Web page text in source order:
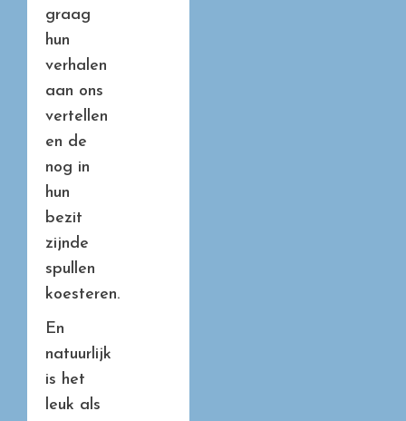
graag
hun
verhalen
aan ons
vertellen
en de
nog in
hun
bezit
zijnde
spullen
koesteren.
En
natuurlijk
is het
leuk als